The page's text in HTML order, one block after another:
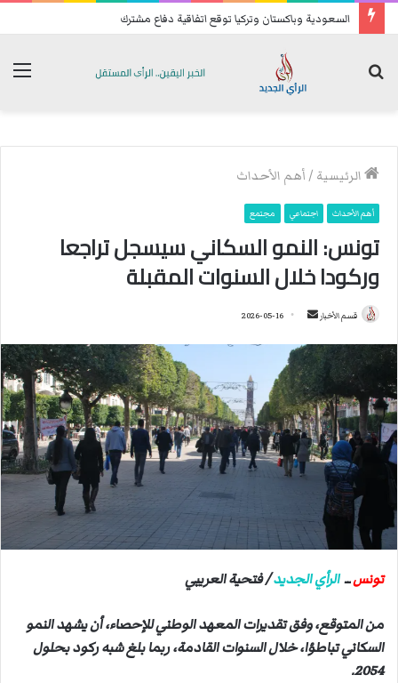
السعودية وباكستان وتركيا توقع اتفاقية دفاع مشترك
الرئيسية /أهم الأحداث
أهم الأحداث اجتماعي مجتمع
تونس: النمو السكاني سيسجل تراجعا
وركودا خلال السنوات المقبلة
قسم الأخبار
س
ل
ب
ر
ي
د
ك
ن
2026-05-16
تونســالرأي الجديد/ فتحية العريبي
من المتوقع، وفق تقديرات المعهد الوطني للإحصاء، أن يشهد النمو
السكاني تباطؤا، خلال السنوات القادمة، ربما بلغ شبه ركود بحلول
2054.